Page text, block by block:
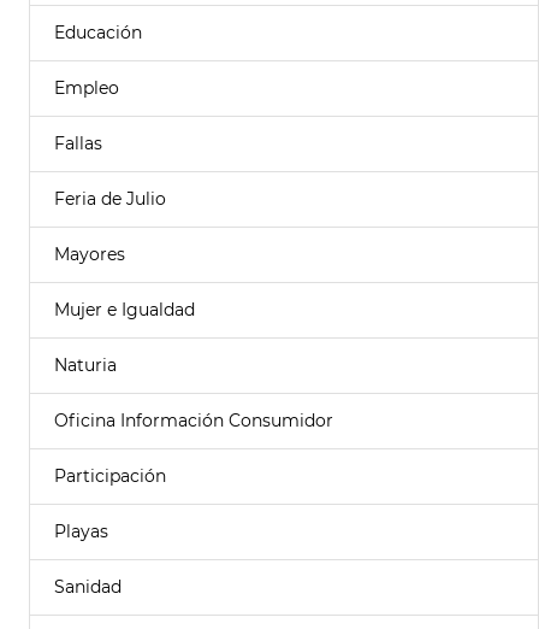
Educación
Empleo
Fallas
Feria de Julio
Mayores
Mujer e Igualdad
Naturia
Oficina Información Consumidor
Participación
Playas
Sanidad